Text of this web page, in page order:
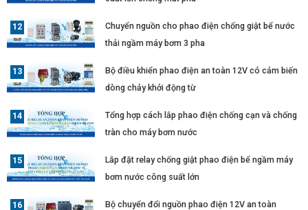
Chuyển nguồn cho phao điện chống giật bể nước
thải ngầm máy bơm 3 pha
Bộ điều khiển phao điện an toàn 12V có cảm biến
dòng chảy khởi động từ
Tổng hợp cách lắp phao điện chống cạn và chống
tràn cho máy bơm nước
Lắp đặt relay chống giật phao điện bể ngầm máy
bơm nước công suất lớn
Bộ chuyển đổi nguồn phao điện 12V an toàn